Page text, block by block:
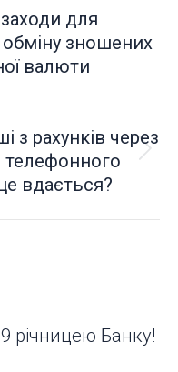
для
зношених
валюти
з рахунків через
телефонного
вдається?
річницею Банку!